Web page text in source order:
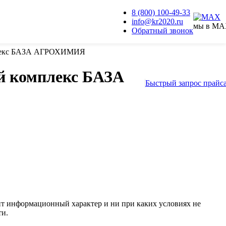
8 (800) 100-49-33
info@kr2020.ru
Обратный звонок
мы в
Быстрый запрос
БАЗА АГРОХИМИЯ
комплекс БАЗА
информационный характер и ни при каких условиях не